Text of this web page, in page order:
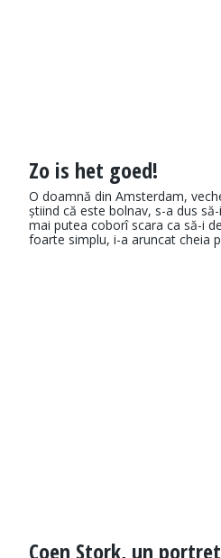
Zo is het goed!
O doamnă din Amsterdam,
știind că este bolnav, s-a dus
mai putea coborî scara ca să-i
foarte simplu, i-a aruncat cheia
Coen Stork, un